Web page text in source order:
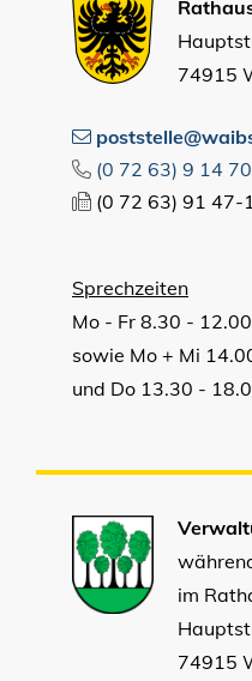
74915
(0 72 63) 9 14 70
(0 72 63) 91 47-
Sprechzeiten
Mo - Fr 8.30 -
sowie Mo + Mi
und Do 13.30 -
im
74915